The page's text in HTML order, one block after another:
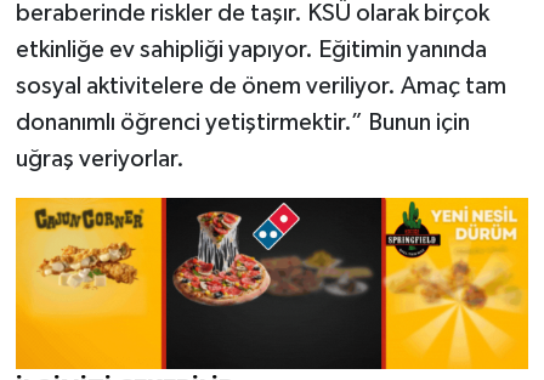
beraberinde riskler de taşır. KSÜ olarak birçok
etkinliğe ev sahipliği yapıyor. Eğitimin yanında
sosyal aktivitelere de önem veriliyor. Amaç tam
donanımlı öğrenci yetiştirmektir.” Bunun için
uğraş veriyorlar.